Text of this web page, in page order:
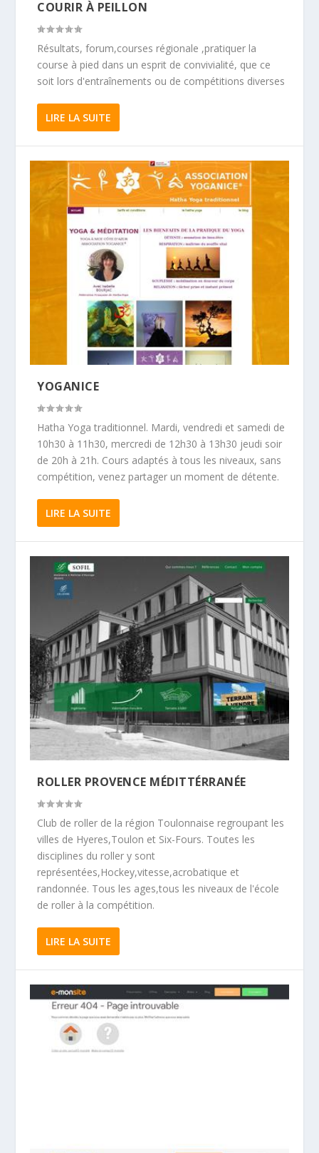
COURIR À PEILLON
Résultats, forum,courses régionale ,pratiquer la
course à pied dans un esprit de convivialité, que ce
soit lors d'entraînements ou de compétitions diverses
LIRE LA SUITE
YOGANICE
Hatha Yoga traditionnel. Mardi, vendredi et samedi de
10h30 à 11h30, mercredi de 12h30 à 13h30 jeudi soir
de 20h à 21h. Cours adaptés à tous les niveaux, sans
compétition, venez partager un moment de détente.
LIRE LA SUITE
ROLLER PROVENCE MÉDITTÉRRANÉE
Club de roller de la région Toulonnaise regroupant les
villes de Hyeres,Toulon et Six-Fours. Toutes les
disciplines du roller y sont
représentées,Hockey,vitesse,acrobatique et
randonnée. Tous les ages,tous les niveaux de l'école
de roller à la compétition.
LIRE LA SUITE